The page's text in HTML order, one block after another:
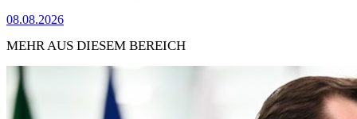
08.08.2026
MEHR AUS DIESEM BEREICH